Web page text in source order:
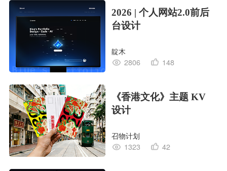
2026 | 个人网站2.0前后
台设计
靛木
2806
148
《香港文化》主题 KV
设计
召物计划
1323
42